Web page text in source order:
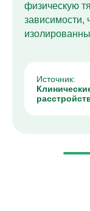
физическую
зависимости,
Источник: